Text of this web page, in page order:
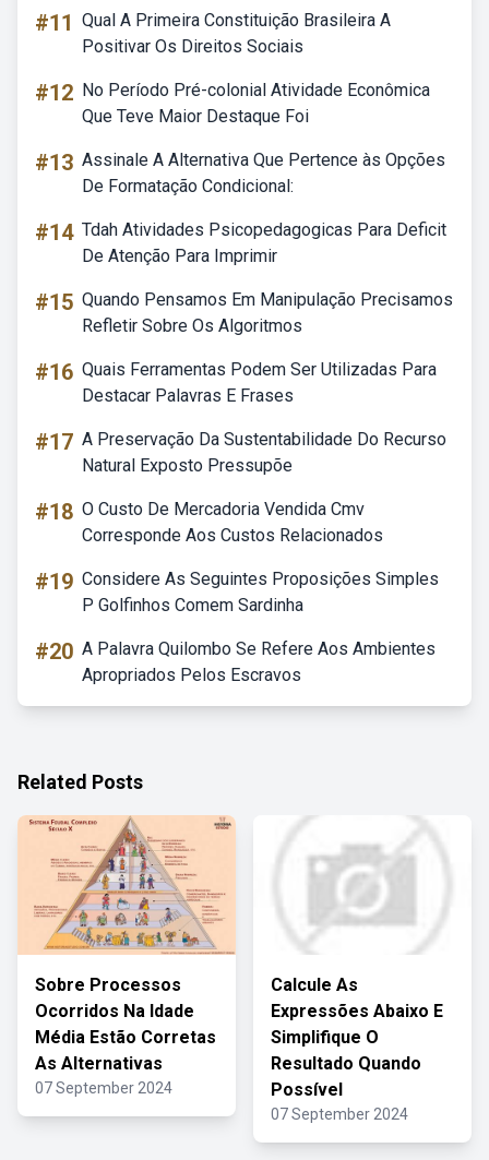
#11 Qual A Primeira Constituição Brasileira A
Positivar Os Direitos Sociais
#12 No Período Pré-colonial Atividade Econômica
Que Teve Maior Destaque Foi
#13 Assinale A Alternativa Que Pertence às Opções
De Formatação Condicional:
#14 Tdah Atividades Psicopedagogicas Para Deficit
De Atenção Para Imprimir
#15 Quando Pensamos Em Manipulação Precisamos
Refletir Sobre Os Algoritmos
#16 Quais Ferramentas Podem Ser Utilizadas Para
Destacar Palavras E Frases
#17 A Preservação Da Sustentabilidade Do Recurso
Natural Exposto Pressupõe
#18 O Custo De Mercadoria Vendida Cmv
Corresponde Aos Custos Relacionados
#19 Considere As Seguintes Proposições Simples
P Golfinhos Comem Sardinha
#20 A Palavra Quilombo Se Refere Aos Ambientes
Apropriados Pelos Escravos
Related Posts
Sobre Processos
Ocorridos Na Idade
Média Estão Corretas
As Alternativas
07 September 2024
Calcule As
Expressões Abaixo E
Simplifique O
Resultado Quando
Possível
07 September 2024